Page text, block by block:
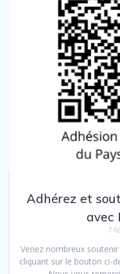
Adhérez et
avec
7
Venez nombreux
cliquant sur le bouton ci-